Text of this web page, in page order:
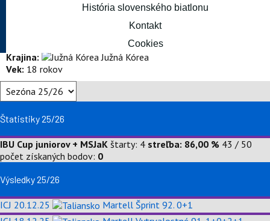
História slovenského biatlonu
Kontakt
Cookies
Krajina:
Južná Kórea
Vek: 18 rokov
Štatistiky 25/26
IBU Cup juniorov + MSJaK štarty: 4 streľba: 86,00 % 43 / 50
počet získaných bodov: 0
Výsledky 25/26
ICJ 20.12.25 Martell Šprint 92. 0+1